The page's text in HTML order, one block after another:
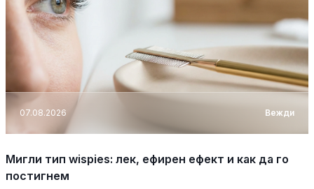
07.08.2026 Вежди
Мигли тип wispies: лек, ефирен ефект и как да го
постигнем